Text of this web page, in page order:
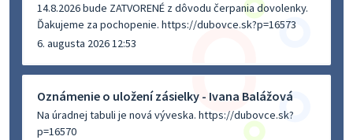
14.8.2026 bude ZATVORENÉ z dôvodu čerpania dovolenky.
Ďakujeme za pochopenie. https://dubovce.sk?p=16573
6. augusta 2026 12:53
Oznámenie o uložení zásielky - Ivana Balážová
Na úradnej tabuli je nová výveska. https://dubovce.sk?
p=16570